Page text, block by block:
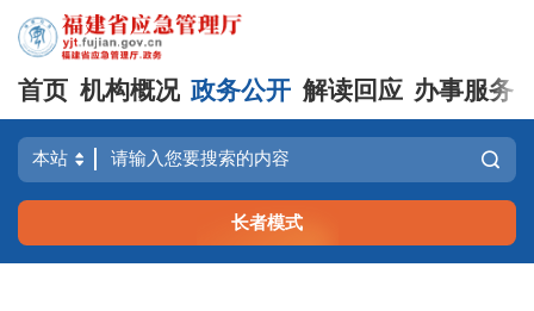
首页 机构概况 政务公开 解读回应 办事服务
长者模式